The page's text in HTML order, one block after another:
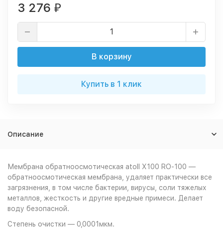
3 276 ₽
В корзину
Купить в 1 клик
Описание
Мембрана обратноосмотическая atoll X100 RO-100 —
обратноосмотическая мембрана, удаляет практически все
загрязнения, в том числе бактерии, вирусы, соли тяжелых
металлов, жесткость и другие вредные примеси. Делает
воду безопасной.
Степень очистки — 0,0001мкм.